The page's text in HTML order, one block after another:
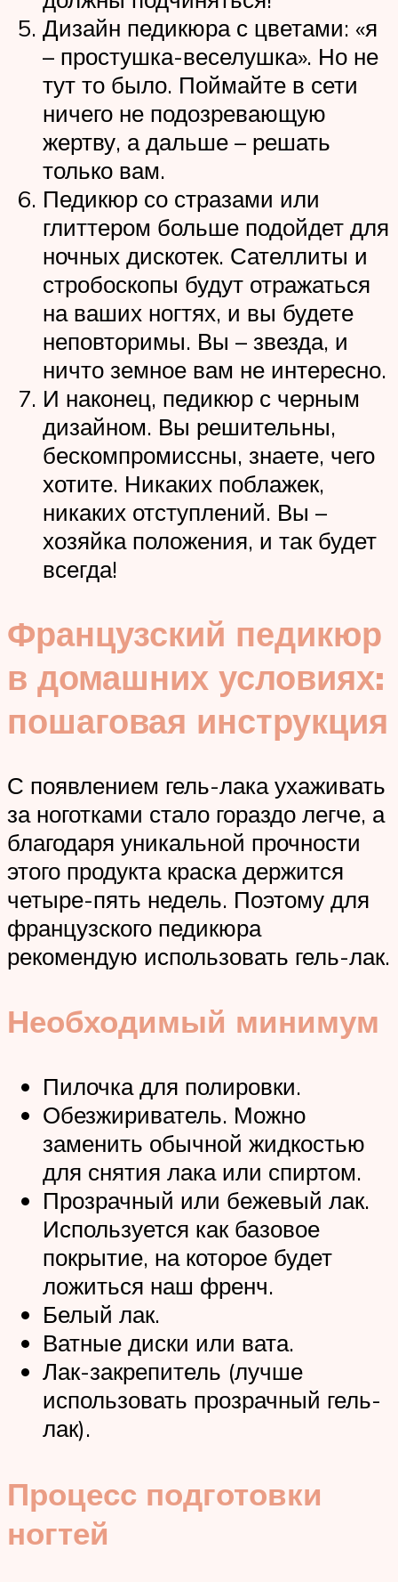
Дизайн педикюра с цветами: «я
– простушка-веселушка». Но не
тут то было. Поймайте в сети
ничего не подозревающую
жертву, а дальше – решать
только вам.
Педикюр со стразами или
глиттером больше подойдет для
ночных дискотек. Сателлиты и
стробоскопы будут отражаться
на ваших ногтях, и вы будете
неповторимы. Вы – звезда, и
ничто земное вам не интересно.
И наконец, педикюр с черным
дизайном. Вы решительны,
бескомпромиссны, знаете, чего
хотите. Никаких поблажек,
никаких отступлений. Вы –
хозяйка положения, и так будет
всегда!
Французский педикюр
в домашних условиях:
пошаговая инструкция
С появлением гель-лака ухаживать
за ноготками стало гораздо легче, а
благодаря уникальной прочности
этого продукта краска держится
четыре-пять недель. Поэтому для
французского педикюра
рекомендую использовать гель-лак.
Необходимый минимум
Пилочка для полировки.
Обезжириватель. Можно
заменить обычной жидкостью
для снятия лака или спиртом.
Прозрачный или бежевый лак.
Используется как базовое
покрытие, на которое будет
ложиться наш френч.
Белый лак.
Ватные диски или вата.
Лак-закрепитель (лучше
использовать прозрачный гель-
лак).
Процесс подготовки
ногтей